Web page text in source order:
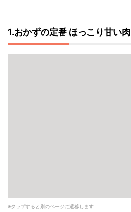
1.おかずの定番 ほっこり甘い
※タップすると別のページに遷移します